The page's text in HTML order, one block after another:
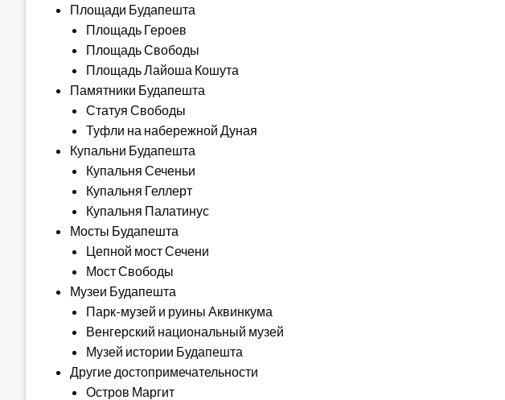
Площади Будапешта
Площадь Героев
Площадь Свободы
Площадь Лайоша Кошута
Памятники Будапешта
Статуя Свободы
Туфли на набережной Дуная
Купальни Будапешта
Купальня Сеченьи
Купальня Геллерт
Купальня Палатинус
Мосты Будапешта
Цепной мост Сечени
Мост Свободы
Музеи Будапешта
Парк-музей и руины Аквинкума
Венгерский национальный музей
Музей истории Будапешта
Другие достопримечательности
Остров Маргит